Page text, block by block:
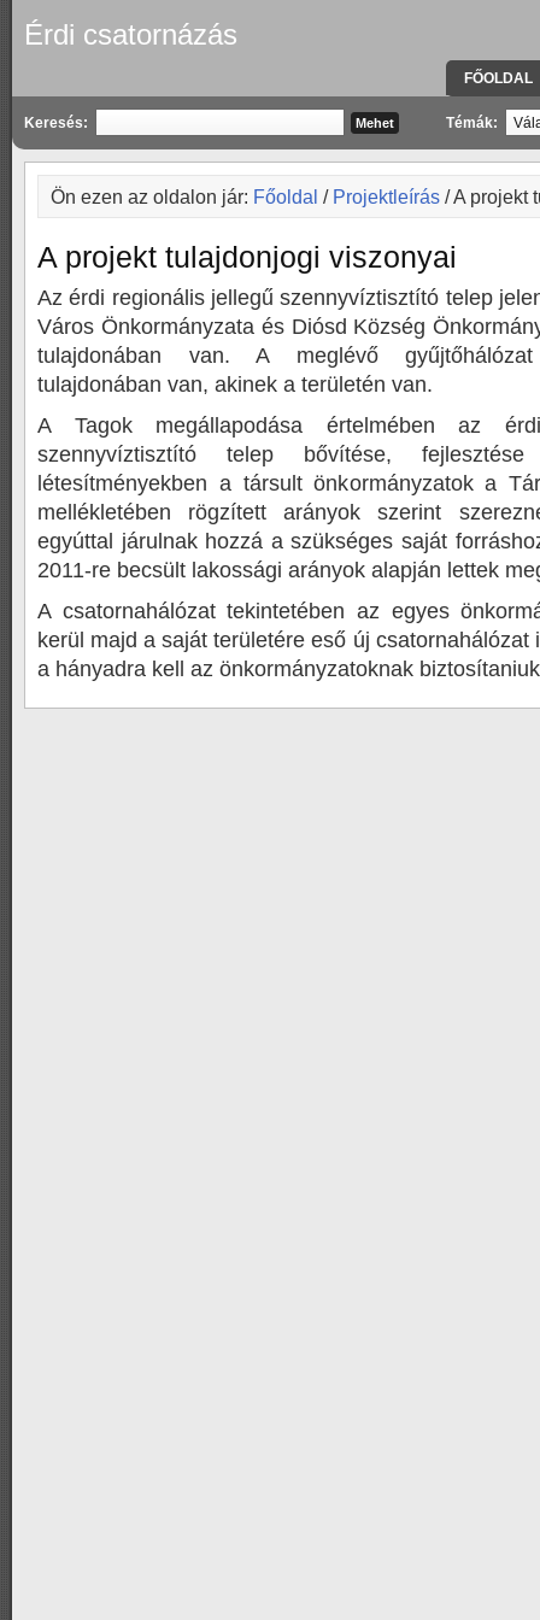
Érdi csatornázás
FŐOLDAL
Keresés: Témák:
Ön ezen az oldalon jár: Főoldal / Projektleírás / A projekt
A projekt tulajdonjogi viszonyai
Az érdi regionális jellegű szennyvíztisztító telep
Város Önkormányzata és Diósd Község
tulajdonában van. A meglévő
tulajdonában van, akinek a területén van.
A Tagok megállapodása értelmében az
szennyvíztisztító telep bővítése,
létesítményekben a társult önkormányzatok a
mellékletében rögzített arányok szerint
egyúttal járulnak hozzá a szükséges saját
2011-re becsült lakossági arányok alapján lettek
A csatornahálózat tekintetében az egyes
kerül majd a saját területére eső új csatornahálózat
a hányadra kell az önkormányzatoknak